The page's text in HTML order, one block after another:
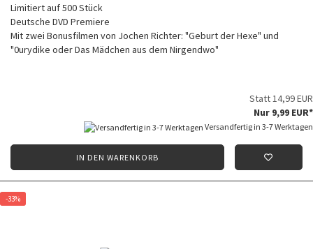
Limitiert auf 500 Stück
Deutsche DVD Premiere
Mit zwei Bonusfilmen von Jochen Richter: "Geburt der Hexe" und
"0urydike oder Das Mädchen aus dem Nirgendwo"
Statt 14,99 EUR
Nur 9,99 EUR*
Versandfertig in 3-7 Werktagen
IN DEN WARENKORB
-33%